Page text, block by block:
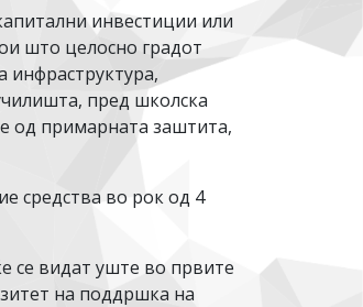
инвестиции или
што целосно градот
инфраструктура,
пред школска
од примарната заштита,
средства во рок од 4
се видат уште во првите
на поддршка на